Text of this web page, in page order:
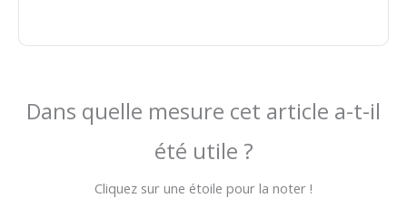
Dans quelle mesure cet article a-t-il
été utile ?
Cliquez sur une étoile pour la noter !